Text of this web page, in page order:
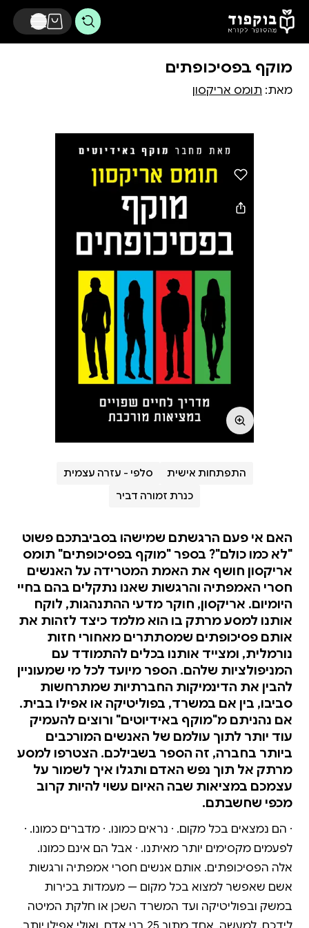
דלג לתוכן הראשי
מוקף בפסיכופתים
מאת: תומס אריקסון
התפתחות אישית
סלפי - עזרה עצמית
כנרת זמורה דביר
האם אי פעם הרגשתם שמישהו בסביבתכם פשוט
"לא כמו כולם"? בספר "מוקף בפסיכופתים" תומס
אריקסון חושף את האמת המטרידה על האנשים
חסרי האמפתיה והרגשות שאנו נתקלים בהם בחיי
היומיום. אריקסון, חוקר מדעי ההתנהגות, לוקח
אותנו למסע מרתק בו הוא מלמד כיצד לזהות את
אותם פסיכופתים שמסתתרים מאחורי חזות
נורמלית, ומצייד אותנו בכלים להתמודד עם
המניפולציות שלהם. הספר מיועד לכל מי שמעוניין
להבין את הדינמיקות החברתיות שמתרחשות
סביבו, בין אם במשרד, בפוליטיקה או אפילו בבית.
אם נהניתם מ"מוקף באידיוטים" ורוצים להעמיק
עוד יותר לתוך עולמם של האנשים המורכבים
ביותר בחברה, זה הספר בשבילכם. הצטרפו למסע
מרתק אל תוך נפש האדם ותגלו איך לשמור על
עצמכם במציאות שבה האיום עשוי להיות קרוב
מכפי שחשבתם.
⋅ הם נמצאים בכל מקום. ⋅ נראים כמונו. ⋅ מדברים כמונו. ⋅
לפעמים מקסימים יותר מאיתנו. ⋅ אבל הם אינם כמונו.
אלה הפסיכופתים. אותם אנשים חסרי אמפתיה ורגשות
אשם שאפשר למצוא בכל מקום — מעמדות בכירות
במשק ובפוליטיקה ועד המשרד השכן או חלקת המיטה